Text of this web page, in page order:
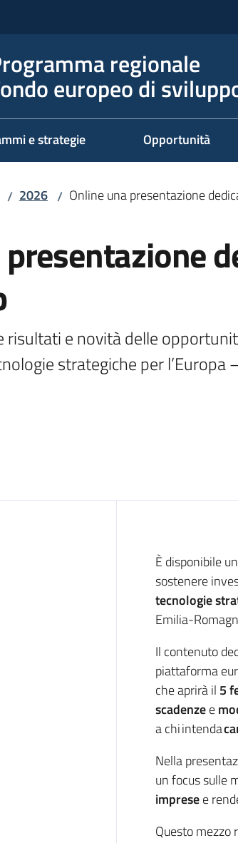
regionale
europeo di
e strategie Opportunità
/ 2026 / Online una presentazione
risultati e novità delle
strategiche per l’Europa
È disponibile
sostenere
tecnologie
Emilia-
Il contenuto
piattaforma
che aprirà il 5
scadenzee
a chi intenda
Nella
un focus sulle
impresee
Questo mezzo